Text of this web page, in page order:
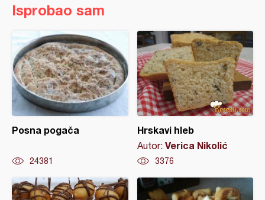
Isprobao sam
Posna pogača
24381
Hrskavi hleb
Autor: Verica Nikolić
3376